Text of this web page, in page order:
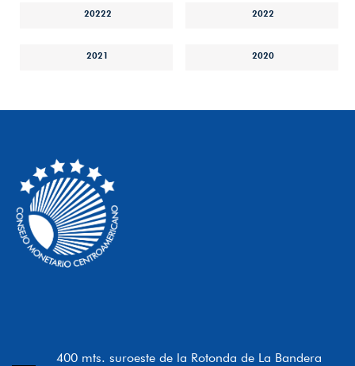
20222 2022
2021 2020
400 mts. suroeste de la Rotonda de La Bandera